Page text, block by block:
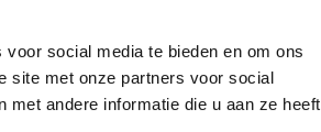
social media te bieden en om ons
site met onze partners voor social
met andere informatie die u aan ze heeft
wat